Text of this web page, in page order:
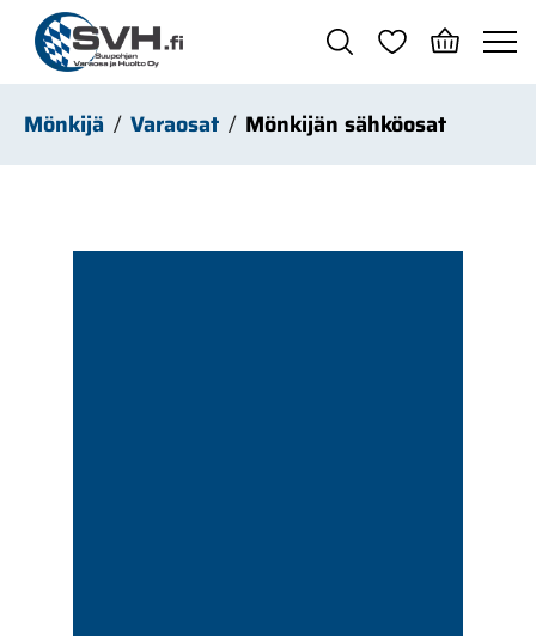
Siirry pääsisältöön
Mönkijä Varaosat Mönkijän sähköosat